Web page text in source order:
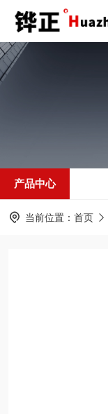
产品中心
当前位置： 首页